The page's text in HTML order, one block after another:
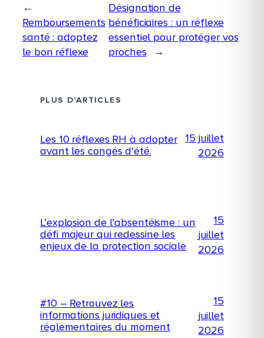
←
Remboursements
santé : adoptez
le bon réflexe
Désignation de
bénéficiaires : un réflexe
essentiel pour protéger vos
proches
→
PLUS D’ARTICLES
Les 10 réflexes RH à adopter
avant les congés d’été.
15 juillet
2026
L’explosion de l’absentéisme : un
défi majeur qui redessine les
enjeux de la protection sociale
15
juillet
2026
#10 – Retrouvez les
informations juridiques et
réglementaires du moment
15
juillet
2026